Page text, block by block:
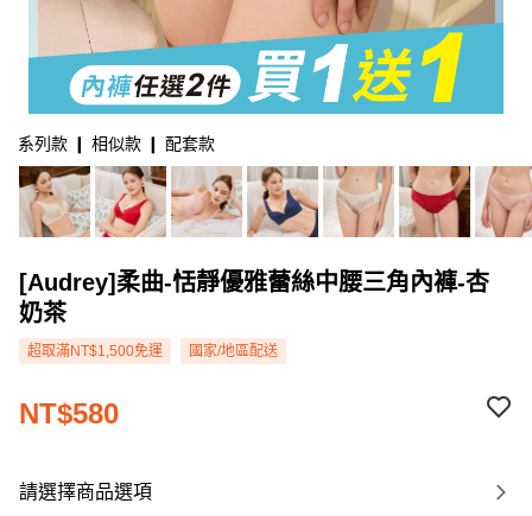
系列款 ❙ 相似款 ❙ 配套款
[Audrey]柔曲-恬靜優雅蕾絲中腰三角內褲-杏
奶茶
超取滿NT$1,500免運 國家/地區配送
NT$580
請選擇商品選項